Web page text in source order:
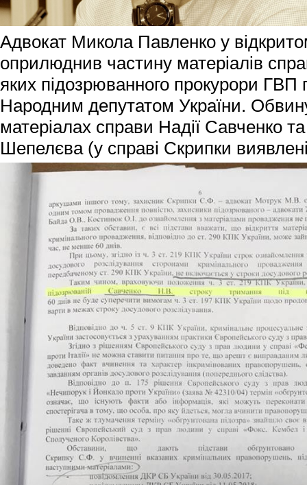
Адвокат Микола Павленко у
оприлюднив частину матеріалів
яких підозрюванного прокурори
Народним депутатом України.
матеріалах справи Надії Савченко
Шепелєва (у справі Скрипки